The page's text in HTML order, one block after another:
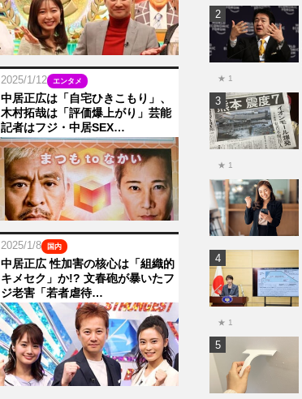
2025/1/12 エンタメ
中居正広は「自宅ひきこもり」、
木村拓哉は「評価爆上がり」芸能
記者はフジ・中居SEX…
2025/1/8 国内
中居正広 性加害の核心は「組織的
キメセク」か!? 文春砲が暴いたフ
ジ老害「若者虐待…
★ 1
★ 1
★ 1